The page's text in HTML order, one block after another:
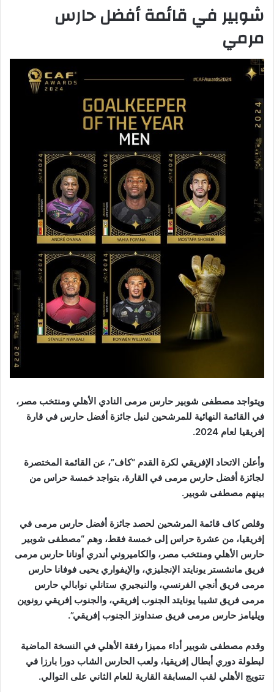
شوبير في قائمة أفضل حارس
مرمي
ويتواجد مصطفى شوبير حارس مرمى النادي الأهلي ومنتخب مصر،
في القائمة النهائية للمرشحين لنيل جائزة أفضل حارس في قارة
إفريقيا لعام 2024.
وأعلن الاتحاد الإفريقي لكرة القدم “كاف”، عن القائمة المختصرة
لجائزة أفضل حارس مرمى في القارة، بتواجد خمسة حراس من
بينهم مصطفى شوبير.
وقلص كاف قائمة المرشحين لحصد جائزة أفضل حارس مرمى في
إفريقيا، من عشرة حراس إلى خمسة فقط، وهم “مصطفى شوبير
حارس الأهلي ومنتخب مصر، والكاميروني أندري أونانا حارس مرمى
فريق مانشستر يونايتد الإنجليزي، والإيفواري يحيى فوفانا حارس
مرمى فريق أنجي الفرنسي، والنيجيري ستانلي نوابالي حارس
مرمى فريق تشيبا يونايتد الجنوب إفريقي، والجنوب إفريقي رونوين
ويليامز حارس مرمى فريق صنداونز الجنوب إفريقي”.
وقدم مصطفى شوبير أداء مميزا رفقة الأهلي في النسخة الماضية
لبطولة دوري أبطال إفريقيا، ولعب الحارس الشاب دورا بارزا في
تتويج الأهلي لقب المسابقة القارية للعام الثاني على التوالي.